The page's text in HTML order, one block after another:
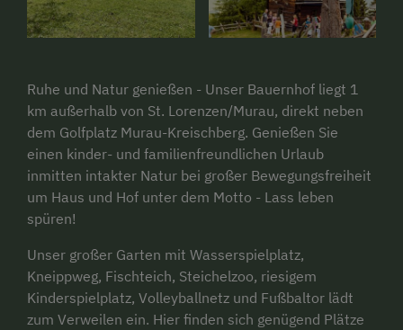
Ruhe und Natur genießen - Unser Bauernhof liegt 1
km außerhalb von St. Lorenzen/Murau, direkt neben
dem Golfplatz Murau-Kreischberg. Genießen Sie
einen kinder- und familienfreundlichen Urlaub
inmitten intakter Natur bei großer Bewegungsfreiheit
um Haus und Hof unter dem Motto - Lass leben
spüren!
Unser großer Garten mit Wasserspielplatz,
Kneippweg, Fischteich, Steichelzoo, riesigem
Kinderspielplatz, Volleyballnetz und Fußbaltor lädt
zum Verweilen ein. Hier finden sich genügend Plätze